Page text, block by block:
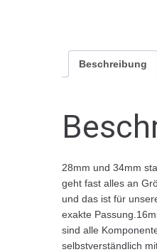
Beschreibung
28mm und 34mm
geht fast alles an
und das ist für
exakte
sind alle
selbstverständlich